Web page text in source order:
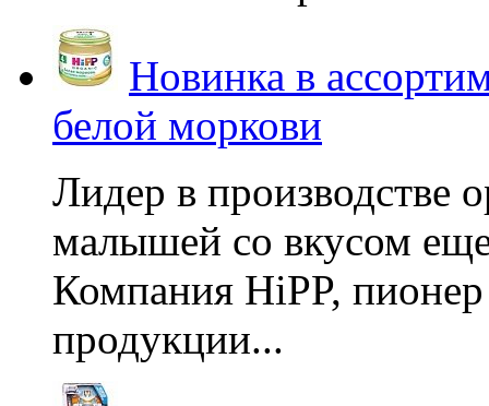
Новинка в
белой моркови
Лидер в производстве
малышей со вкусом
Компания HiPP, пионер
продукции...